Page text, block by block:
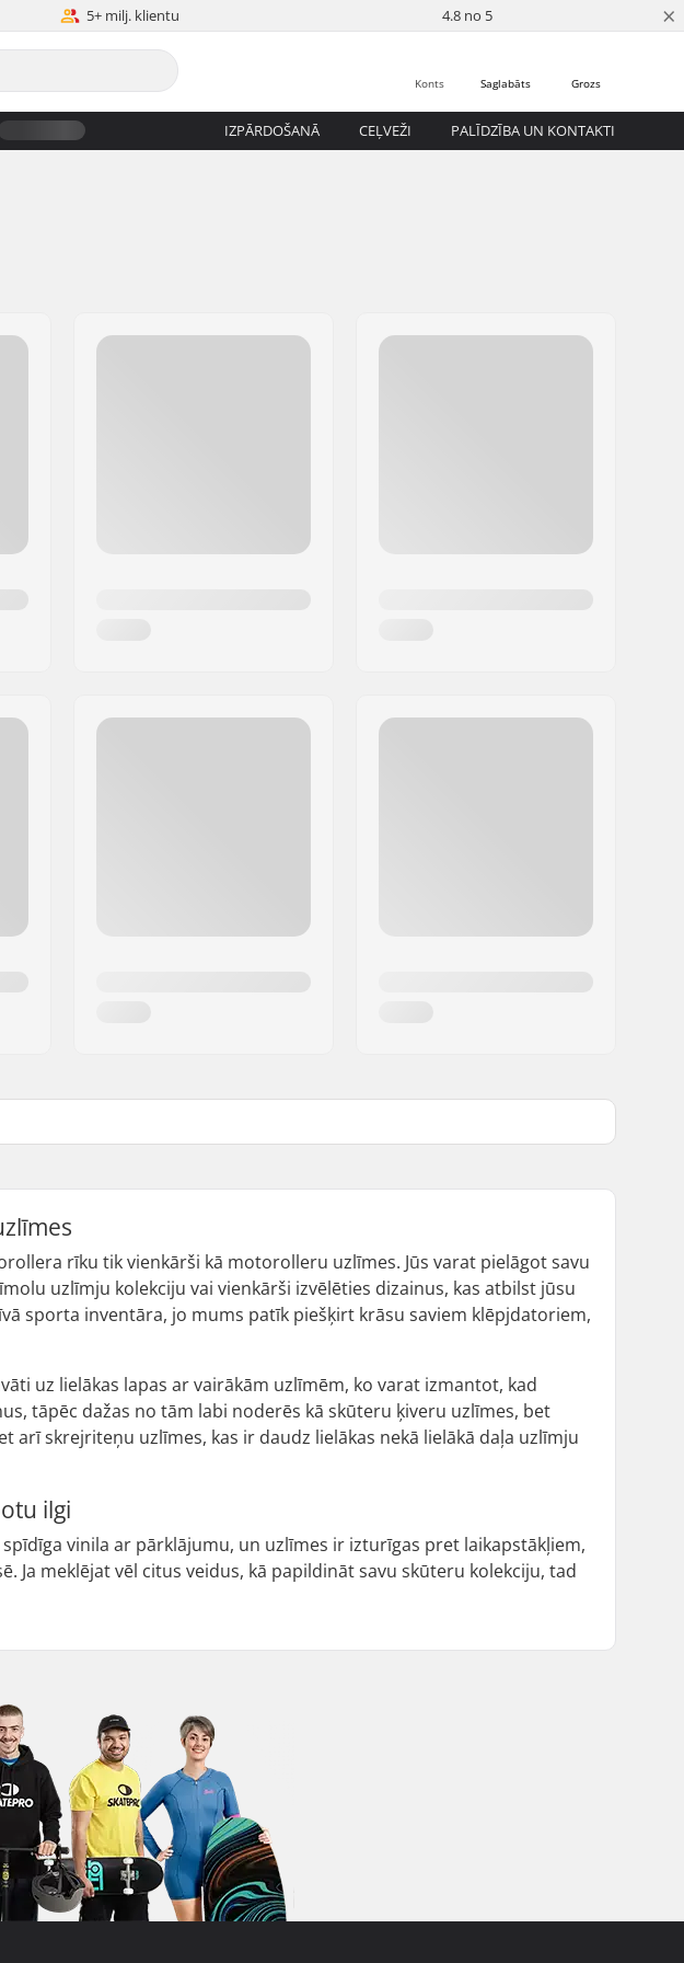
5+ milj. klientu 4.8 no 5 ×
Grozs
Saglabāts
Konts
IZPĀRDOŠANĀ CEĻVEŽI PALĪDZĪBA UN KONTAKTI
rīku tik vienkārši kā motorolleru uzlīmes. Jūs varat pielāgot savu
uzlīmju kolekciju vai vienkārši izvēlēties dizainus, kas atbilst jūsu
sporta inventāra, jo mums patīk piešķirt krāsu saviem klēpjdatoriem,
uz lielākas lapas ar vairākām uzlīmēm, ko varat izmantot, kad
tāpēc dažas no tām labi noderēs kā skūteru ķiveru uzlīmes, bet
arī skrejriteņu uzlīmes, kas ir daudz lielākas nekā lielākā daļa uzlīmju
ilgi
vinila ar pārklājumu, un uzlīmes ir izturīgas pret laikapstākļiem,
Ja meklējat vēl citus veidus, kā papildināt savu skūteru kolekciju, tad